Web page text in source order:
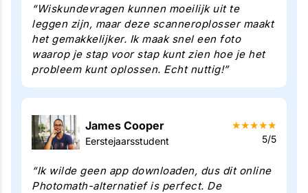
“Wiskundevragen kunnen moeilijk uit te
leggen zijn, maar deze scanneroplosser maakt
het gemakkelijker. Ik maak snel een foto
waarop je stap voor stap kunt zien hoe je het
probleem kunt oplossen. Echt nuttig!”
James Cooper
Eerstejaarsstudent
★★★★★
5/5
“Ik wilde geen app downloaden, dus dit online
Photomath-alternatief is perfect. De